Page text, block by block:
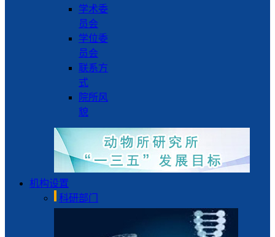
学术委
员会
学位委
员会
联系方
式
院所风
貌
机构设置
科研部门